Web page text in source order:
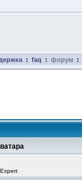
: faq : форум :
Expert